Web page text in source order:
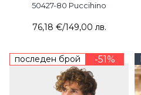
50427-80 Puccihino
76,18 €/149,00 лв.
последен брой -51%